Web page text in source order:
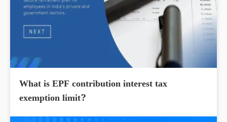
What is EPF contribution interest tax
exemption limit?